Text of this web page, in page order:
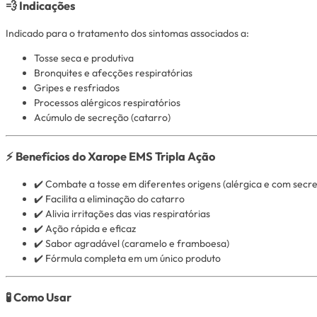
💨 Indicações
Indicado para o tratamento dos sintomas associados a:
Tosse seca e produtiva
Bronquites e afecções respiratórias
Gripes e resfriados
Processos alérgicos respiratórios
Acúmulo de secreção (catarro)
⚡ Benefícios do Xarope EMS Tripla Ação
✔️ Combate a tosse em diferentes origens (alérgica e com
✔️ Facilita a eliminação do catarro
✔️ Alivia irritações das vias respiratórias
✔️ Ação rápida e eficaz
✔️ Sabor agradável (caramelo e framboesa)
✔️ Fórmula completa em um único produto
🧪 Como Usar